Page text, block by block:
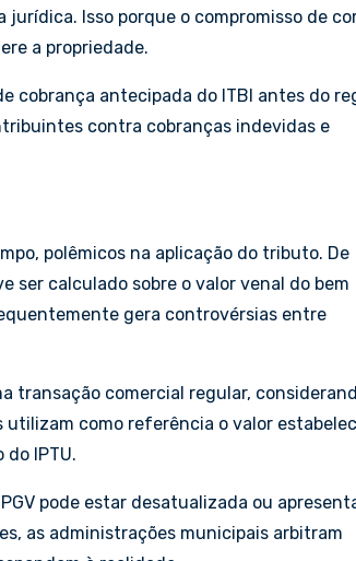
Isso porque o compromisso de
a propriedade.
cobrança antecipada do ITBI antes do
contra cobranças indevidas e
polêmicos na aplicação do tributo. De
ser calculado sobre o valor venal do bem
gera controvérsias entre
transação comercial regular,
como referência o valor
IPTU.
pode estar desatualizada ou
as administrações municipais arbitram